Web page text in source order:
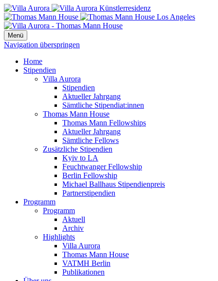
Menü
Navigation überspringen
Home
Stipendien
Villa Aurora
Stipendien
Aktueller Jahrgang
Sämtliche Stipendiat:innen
Thomas Mann House
Thomas Mann Fellowships
Aktueller Jahrgang
Sämtliche Fellows
Zusätzliche Stipendien
Kyiv to LA
Feuchtwanger Fellowship
Berlin Fellowship
Michael Ballhaus Stipendienpreis
Partnerstipendien
Programm
Programm
Aktuell
Archiv
Highlights
Villa Aurora
Thomas Mann House
VATMH Berlin
Publikationen